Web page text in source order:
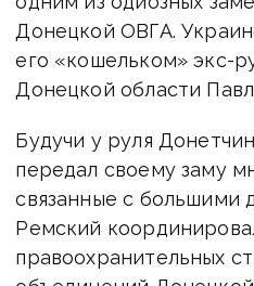
Донецкой ОВГА.
его «кошельком» экс-
Донецкой области
Будучи у руля
передал своему заму
связанные с большими
Ремский
правоохранительных